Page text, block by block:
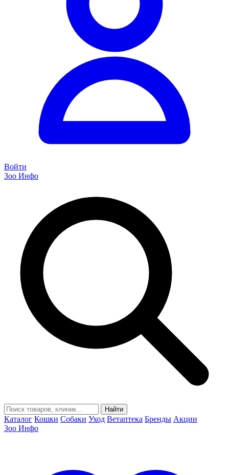
Войти
Зоо Инфо
Найти
Каталог Кошки Собаки Уход Ветаптека Бренды Акции
Зоо Инфо